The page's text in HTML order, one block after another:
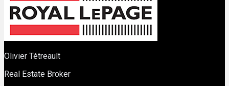
Olivier Tétreault
Real Estate Broker